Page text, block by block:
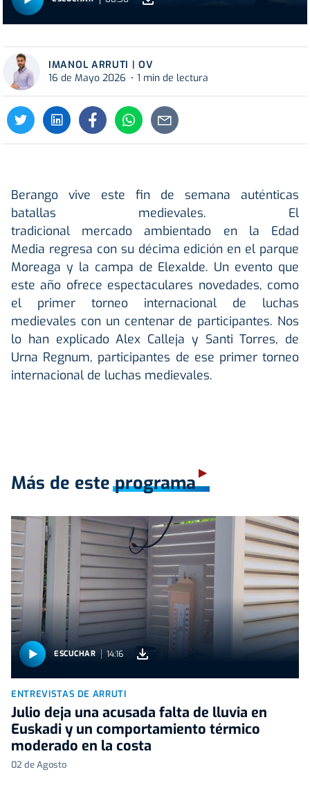
IMANOL ARRUTI | OV
16 de Mayo 2026
1 min de lectura
Berango vive este fin de semana auténticas
batallas medievales. El
tradicional mercado ambientado en la Edad
Media regresa con su décima edición en el parque
Moreaga y la campa de Elexalde. Un evento que
este año ofrece espectaculares novedades, como
el primer torneo internacional de luchas
medievales con un centenar de participantes. Nos
lo han explicado Alex Calleja y Santi Torres, de
Urna Regnum, participantes de ese primer torneo
internacional de luchas medievales.
Más de este programa
ESCUCHAR 14:16
ENTREVISTAS DE ARRUTI
Julio deja una acusada falta de lluvia en
Euskadi y un comportamiento térmico
moderado en la costa
02 de Agosto